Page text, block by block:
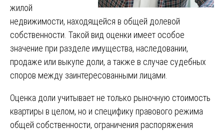
жилой
недвижимости, находящейся в общей долевой
собственности. Такой вид оценки имеет особое
значение при разделе имущества, наследовании,
продаже или выкупе доли, а также в случае судебных
споров между заинтересованными лицами.
Оценка доли учитывает не только рыночную стоимость
квартиры в целом, но и специфику правового режима
общей собственности, ограничения распоряжения